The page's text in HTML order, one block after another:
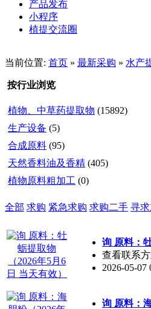
产品发布
小程序
植提交流圈
当前位置: 首页 » 最新采购 » 水产
按行业浏览
植物、中草药提取物 (15892)
生产设备 (5)
合成原料 (95)
天然香料油及香精 (405)
植物原料粗加工 (0)
全部 求购 紧急求购 求购二手 寻
询 原料：
查看联系
2026-05-07
询 原料：